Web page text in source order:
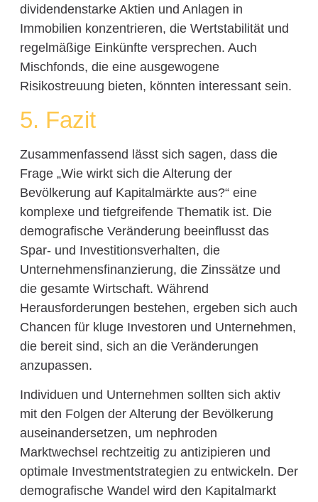
dividendenstarke Aktien und Anlagen in
Immobilien konzentrieren, die Wertstabilität und
regelmäßige Einkünfte versprechen. Auch
Mischfonds, die eine ausgewogene
Risikostreuung bieten, könnten interessant sein.
5. Fazit
Zusammenfassend lässt sich sagen, dass die
Frage „Wie wirkt sich die Alterung der
Bevölkerung auf Kapitalmärkte aus?“ eine
komplexe und tiefgreifende Thematik ist. Die
demografische Veränderung beeinflusst das
Spar- und Investitionsverhalten, die
Unternehmensfinanzierung, die Zinssätze und
die gesamte Wirtschaft. Während
Herausforderungen bestehen, ergeben sich auch
Chancen für kluge Investoren und Unternehmen,
die bereit sind, sich an die Veränderungen
anzupassen.
Individuen und Unternehmen sollten sich aktiv
mit den Folgen der Alterung der Bevölkerung
auseinandersetzen, um nephroden
Marktwechsel rechtzeitig zu antizipieren und
optimale Investmentstrategien zu entwickeln. Der
demografische Wandel wird den Kapitalmarkt